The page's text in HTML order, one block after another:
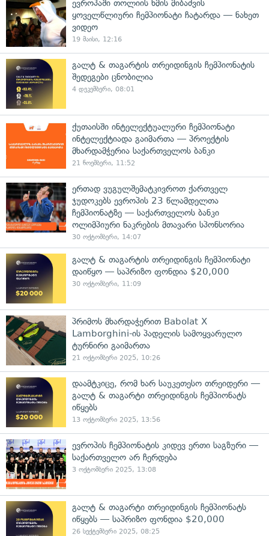
ევროპაში თოლიის ხმის მიბაძვის
ყოველწლიური ჩემპიონატი ჩატარდა — ნახეთ
ვიდეო
19 მაისი, 12:16
გალტ & თაგარტის თრეიდინგის ჩემპიონატის
შედეგები ცნობილია
4 დეკემბერი, 08:01
ქუთაისში ინტელექტუალური ჩემპიონატი
ინტელექტიადა გაიმართა — პროექტის
მხარდამჭერია საქართველოს ბანკი
21 ნოემბერი, 11:52
ერთად ვუგულშემატკივროთ ქართველ
ჯუდოკებს ევროპის 23 წლამდელთა
ჩემპიონატზე — საქართველოს ბანკი
ოლიმპიური ნაკრების მთავარი სპონსორია
30 ოქტომბერი, 14:07
გალტ & თაგარტის თრეიდინგის ჩემპიონატი
დაიწყო — საპრიზო ფონდია $20,000
30 ოქტომბერი, 11:09
პრიმოს მხარდაჭერით Babolat X
Lamborghini-ის პადელის სამოყვარულო
ტურნირი გაიმართა
21 ოქტომბერი 2025, 10:26
დაამტკიცე, რომ ხარ საუკეთესო თრეიდერი —
გალტ & თაგარტი თრეიდინგის ჩემპიონატს
იწყებს
13 ოქტომბერი 2025, 13:56
ევროპის ჩემპიონატის კიდევ ერთი საგზური —
საქართველო არ ჩერდება
3 ოქტომბერი 2025, 13:08
გალტ & თაგარტი თრეიდინგის ჩემპიონატს
იწყებს — საპრიზო ფონდია $20,000
26 სექტემბერი 2025, 08:25